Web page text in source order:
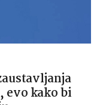
evo kako bi